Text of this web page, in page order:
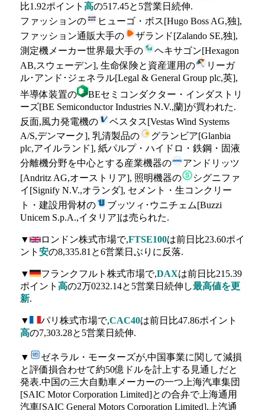
比1.92ポイント 高の517.45と5営業日続伸.
ファッションの
ヒューゴ・ボス[Hugo Boss AG,独],
ファッション通販大手の
ザランド[Zalando SE,独],
測定機メーカー世界最大手の
ヘキサゴン[Hexagon
AB,スウェーデン], 生命保険と資産運用の
リーガ
ル･アンド･ジェネラル[Legal & General Group plc,英],
半導体装置の
BEセミコンダクター・インダストリ
ーズ[BE Semiconductor Industries N.V.,蘭]が買われた.
反面,風力発電機の
ベスタス[Vestas Wind Systems
A/S,デンマーク], 乳清製品の
グランビア[Glanbia
plc,アイルランド], 紙パルプ・ハイドロ・鉄鋼・固液
分離機分野を中心とする産業機器の
アンドリッツ
[Andritz AG,オーストリア], 照明機器の
シグニファ
イ[Signify N.V.,オランダ], セメント・生コンクリー
ト・建設用骨材の
ブッツィ･ウニチェム[Buzzi
Unicem S.p.A.,イタリア]は売られた.
▼ ロンドン株式市場で,FTSE100は前日比23.60ポイ
ント 安の8,335.81と6営業日ぶりに反落.
▼ フランクフルト株式市場で,DAXは前日比215.39
ポイント 高の2万0232.14と5営業日続伸し最高値を更
新.
▼ パリ株式市場で,CAC40は前日比47.86ポイント
高の7,303.28と5営業日続伸.
▼
ゼネラル・モーターズが,中国事業に関して減損
と評価損合わせて約50億ドルを計上する見通しだと
発表.中国の三大自動車メーカーの一つ上海汽車集団
[SAIC Motor Corporation Limited]との合弁で上海通用
汽車[SAIC General Motors Corporation Limited],上汽通